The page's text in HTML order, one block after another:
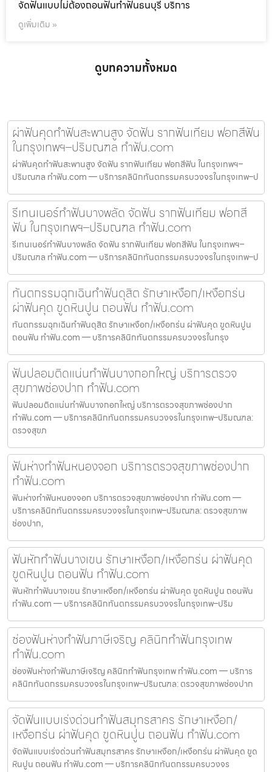
จัดฟันแบบไม่ต้องถอนฟันทำฟันธนบุรี บริการ
ดูเพิ่มเติม »
ดูบทความทั้งหมด
ผ่าฟันคุดทำฟันสะพานสูง จัดฟัน รากฟันเทียม ฟอกสีฟัน
ในกรุงเทพฯ–ปริมณฑล ทำฟัน.com
ผ่าฟันคุดทำฟันสะพานสูง จัดฟัน รากฟันเทียม ฟอกสีฟัน ในกรุงเทพฯ–
ปริมณฑล ทำฟัน.com — บริการคลินิกทันตกรรมครบวงจรในกรุงเทพ–ป
รีเทนเนอร์ทำฟันบางพลัด จัดฟัน รากฟันเทียม ฟอกสี
ฟัน ในกรุงเทพฯ–ปริมณฑล ทำฟัน.com
รีเทนเนอร์ทำฟันบางพลัด จัดฟัน รากฟันเทียม ฟอกสีฟัน ในกรุงเทพฯ–
ปริมณฑล ทำฟัน.com — บริการคลินิกทันตกรรมครบวงจรในกรุงเทพ–ป
ทันตกรรมฉุกเฉินทำฟันดุสิต รักษาเหงือก/เหงือกร่น
ผ่าฟันคุด ขูดหินปูน ถอนฟัน ทำฟัน.com
ทันตกรรมฉุกเฉินทำฟันดุสิต รักษาเหงือก/เหงือกร่น ผ่าฟันคุด ขูดหินปูน
ถอนฟัน ทำฟัน.com — บริการคลินิกทันตกรรมครบวงจรในกรุง
ฟันปลอมติดแน่นทำฟันบางกอกใหญ่ บริการตรวจ
สุขภาพช่องปาก ทำฟัน.com
ฟันปลอมติดแน่นทำฟันบางกอกใหญ่ บริการตรวจสุขภาพช่องปาก
ทำฟัน.com — บริการคลินิกทันตกรรมครบวงจรในกรุงเทพ–ปริมณฑล:
ตรวจสุขภ
ฟันห่างทำฟันหนองจอก บริการตรวจสุขภาพช่องปาก
ทำฟัน.com
ฟันห่างทำฟันหนองจอก บริการตรวจสุขภาพช่องปาก ทำฟัน.com —
บริการคลินิกทันตกรรมครบวงจรในกรุงเทพ–ปริมณฑล: ตรวจสุขภาพ
ช่องปาก,
ฟันหักทำฟันบางเขน รักษาเหงือก/เหงือกร่น ผ่าฟันคุด
ขูดหินปูน ถอนฟัน ทำฟัน.com
ฟันหักทำฟันบางเขน รักษาเหงือก/เหงือกร่น ผ่าฟันคุด ขูดหินปูน ถอนฟัน
ทำฟัน.com — บริการคลินิกทันตกรรมครบวงจรในกรุงเทพ–ปริม
ช่องฟันห่างทำฟันภาษีเจริญ คลินิกทำฟันกรุงเทพ
ทำฟัน.com
ช่องฟันห่างทำฟันภาษีเจริญ คลินิกทำฟันกรุงเทพ ทำฟัน.com — บริการ
คลินิกทันตกรรมครบวงจรในกรุงเทพ–ปริมณฑล: ตรวจสุขภาพช่องปาก
จัดฟันแบบเร่งด่วนทำฟันสมุทรสาคร รักษาเหงือก/
เหงือกร่น ผ่าฟันคุด ขูดหินปูน ถอนฟัน ทำฟัน.com
จัดฟันแบบเร่งด่วนทำฟันสมุทรสาคร รักษาเหงือก/เหงือกร่น ผ่าฟันคุด ขูด
หินปูน ถอนฟัน ทำฟัน.com — บริการคลินิกทันตกรรมครบวงจร